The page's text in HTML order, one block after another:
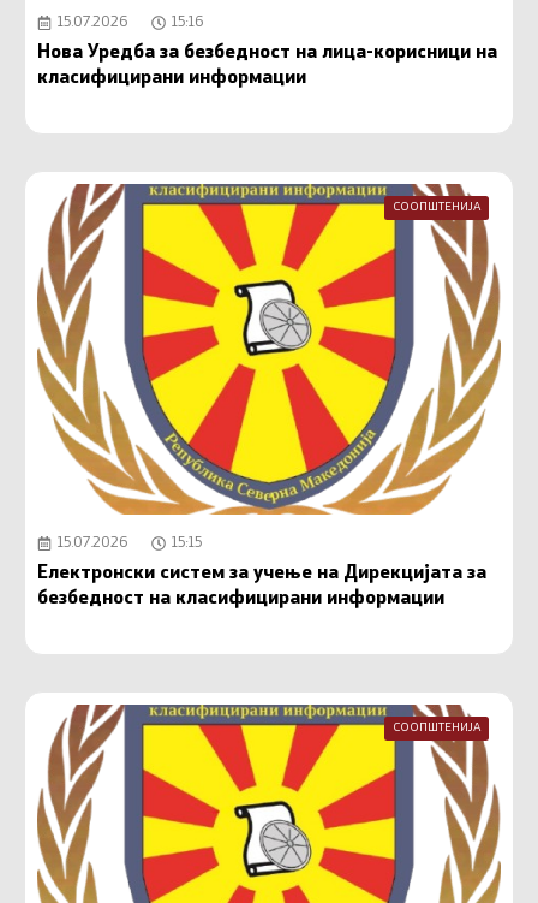
15.07.2026 15:16
Нова Уредба за безбедност на лица-корисници на
класифицирани информации
СООПШТЕНИЈА
15.07.2026 15:15
Електронски систем за учење на Дирекцијата за
безбедност на класифицирани информации
СООПШТЕНИЈА